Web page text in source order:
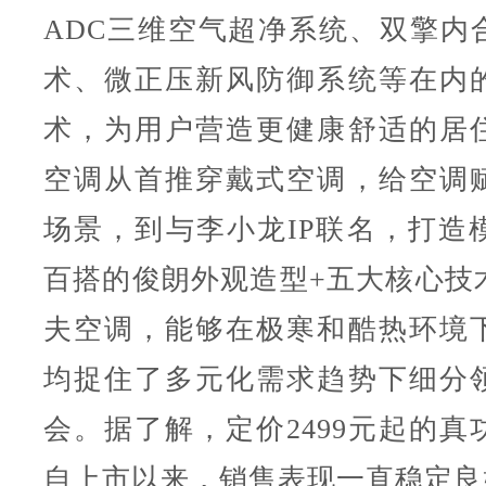
ADC三维空气超净系统、双擎内
术、微正压新风防御系统等在内
术，为用户营造更健康舒适的居
空调从首推穿戴式空调，给空调
场景，到与李小龙IP联名，打造
百搭的俊朗外观造型+五大核心技
夫空调，能够在极寒和酷热环境
均捉住了多元化需求趋势下细分
会。据了解，定价2499元起的真
自上市以来，销售表现一直稳定